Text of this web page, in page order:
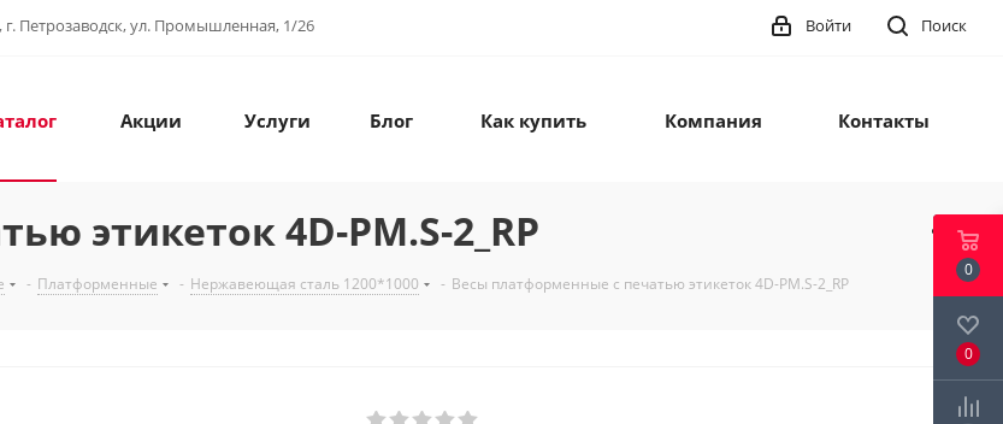
г. Петрозаводск, ул. Промышленная, 1/26 Поиск
Войти
Акции Услуги Блог Как купить Компания Контакты
этикеток 4D-PM.S-2_RP
- Платформенные - Нержавеющая сталь 1200*1000 - Весы платформенные с печатью этикеток 4D-PM.S-2_RP
0
0